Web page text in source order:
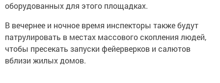
оборудованных для этого площадках.
В вечернее и ночное время инспекторы также будут
патрулировать в местах массового скопления людей,
чтобы пресекать запуски фейерверков и салютов
вблизи жилых домов.